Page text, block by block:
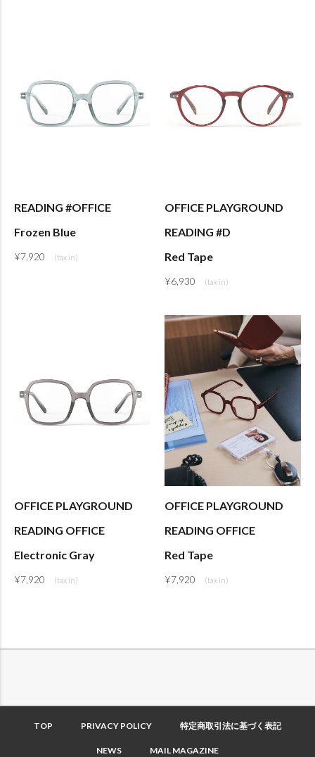
READING #OFFICE
Frozen Blue
¥7,920
OFFICE PLAYGROUND
READING #D
Red Tape
¥6,930
OFFICE PLAYGROUND
READING OFFICE
Electronic Gray
¥7,920
OFFICE PLAYGROUND
READING OFFICE
Red Tape
¥7,920
TOP PRIVACY POLICY 特定商取引法に基づく表記
NEWS MAIL MAGAZINE